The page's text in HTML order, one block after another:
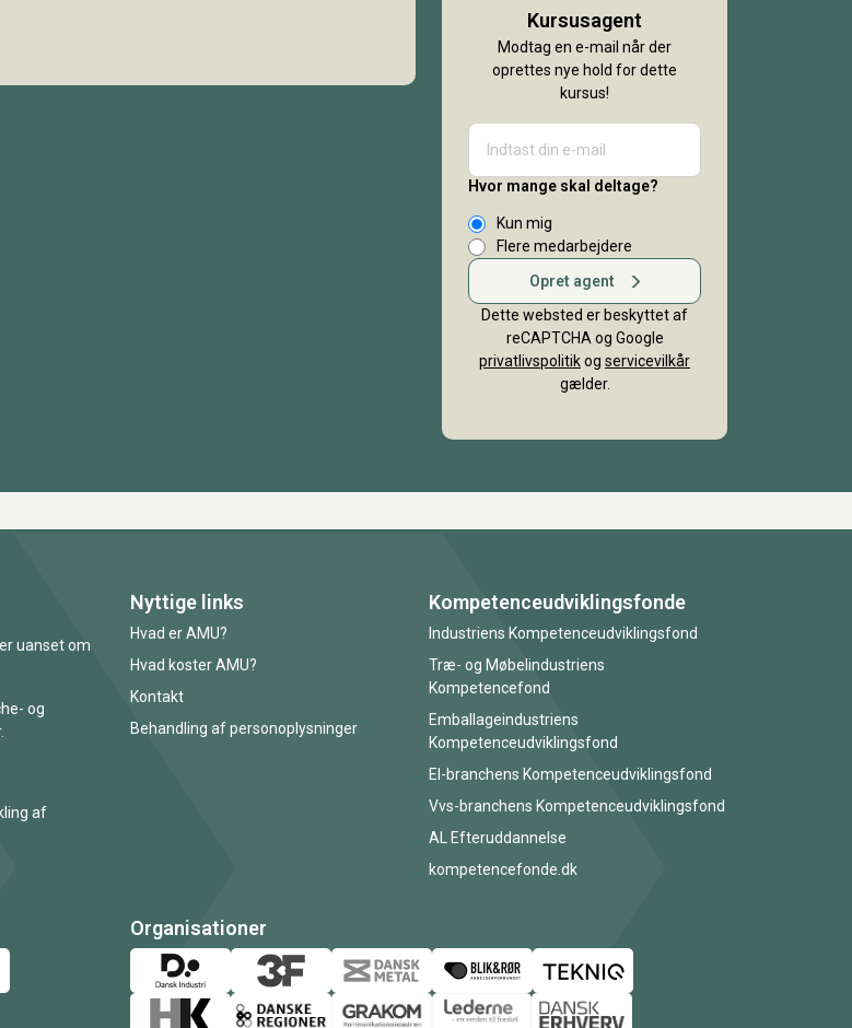
Kursusagent
Modtag en e-mail når der
oprettes nye hold for dette
kursus!
Hvor mange skal deltage?
Kun mig
Flere medarbejdere
Opret agent
Dette websted er beskyttet af
reCAPTCHA og Google
privatlivspolitikog servicevilkår
gælder.
uanset om
og
af
Nyttige links
Hvad er AMU?
Hvad koster AMU?
Kontakt
Behandling af personoplysninger
Kompetenceudviklingsfonde
Industriens Kompetenceudviklingsfond
Træ- og Møbelindustriens
Kompetencefond
Emballageindustriens
Kompetenceudviklingsfond
El-branchens Kompetenceudviklingsfond
Vvs-branchens Kompetenceudviklingsfond
AL Efteruddannelse
kompetencefonde.dk
Organisationer